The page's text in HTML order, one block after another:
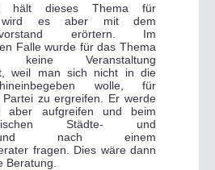
hält dieses Thema für
wird es aber mit dem
erörtern. Im
Falle wurde für das Thema
keine Veranstaltung
weil man sich nicht in die
wolle, für
Partei zu ergreifen. Er werde
aber aufgreifen und beim
Städte- und
nach einem
fragen. Dies wäre dann
Beratung.